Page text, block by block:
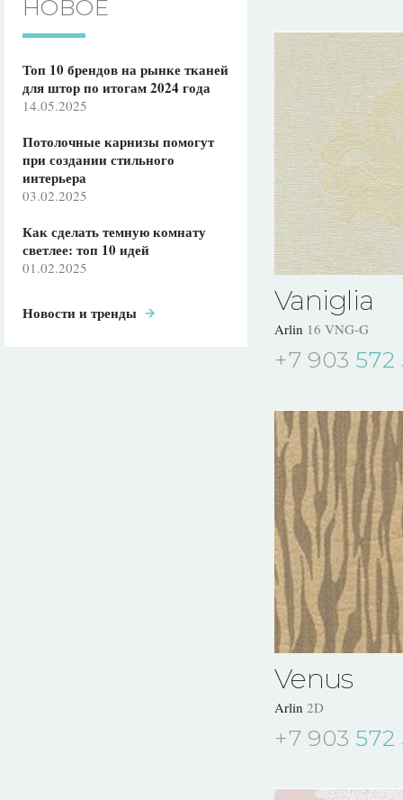
НОВОЕ
Топ 10 брендов на рынке тканей
для штор по итогам 2024 года
14.05.2025
Потолочные карнизы помогут
при создании стильного
интерьера
03.02.2025
Как сделать темную комнату
светлее: топ 10 идей
01.02.2025
Новости и тренды Vaniglia
Arlin 16 VNG-G
+7 903 572
Venus
Arlin 2D
+7 903 572